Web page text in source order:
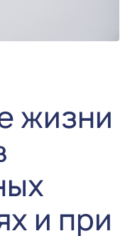
жизни
и при